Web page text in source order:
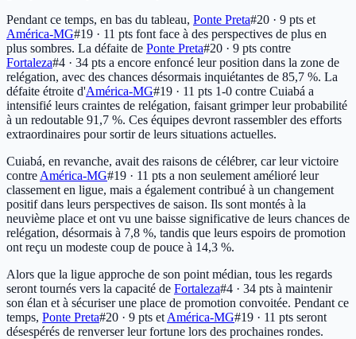
Pendant ce temps, en bas du tableau, Ponte Preta#20 · 9 pts et
América-MG#19 · 11 pts font face à des perspectives de plus en
plus sombres. La défaite de Ponte Preta#20 · 9 pts contre
Fortaleza#4 · 34 pts a encore enfoncé leur position dans la zone de
relégation, avec des chances désormais inquiétantes de 85,7 %. La
défaite étroite d'América-MG#19 · 11 pts 1-0 contre Cuiabá a
intensifié leurs craintes de relégation, faisant grimper leur probabilité
à un redoutable 91,7 %. Ces équipes devront rassembler des efforts
extraordinaires pour sortir de leurs situations actuelles.
Cuiabá, en revanche, avait des raisons de célébrer, car leur victoire
contre América-MG#19 · 11 pts a non seulement amélioré leur
classement en ligue, mais a également contribué à un changement
positif dans leurs perspectives de saison. Ils sont montés à la
neuvième place et ont vu une baisse significative de leurs chances de
relégation, désormais à 7,8 %, tandis que leurs espoirs de promotion
ont reçu un modeste coup de pouce à 14,3 %.
Alors que la ligue approche de son point médian, tous les regards
seront tournés vers la capacité de Fortaleza#4 · 34 pts à maintenir
son élan et à sécuriser une place de promotion convoitée. Pendant ce
temps, Ponte Preta#20 · 9 pts et América-MG#19 · 11 pts seront
désespérés de renverser leur fortune lors des prochaines rondes.